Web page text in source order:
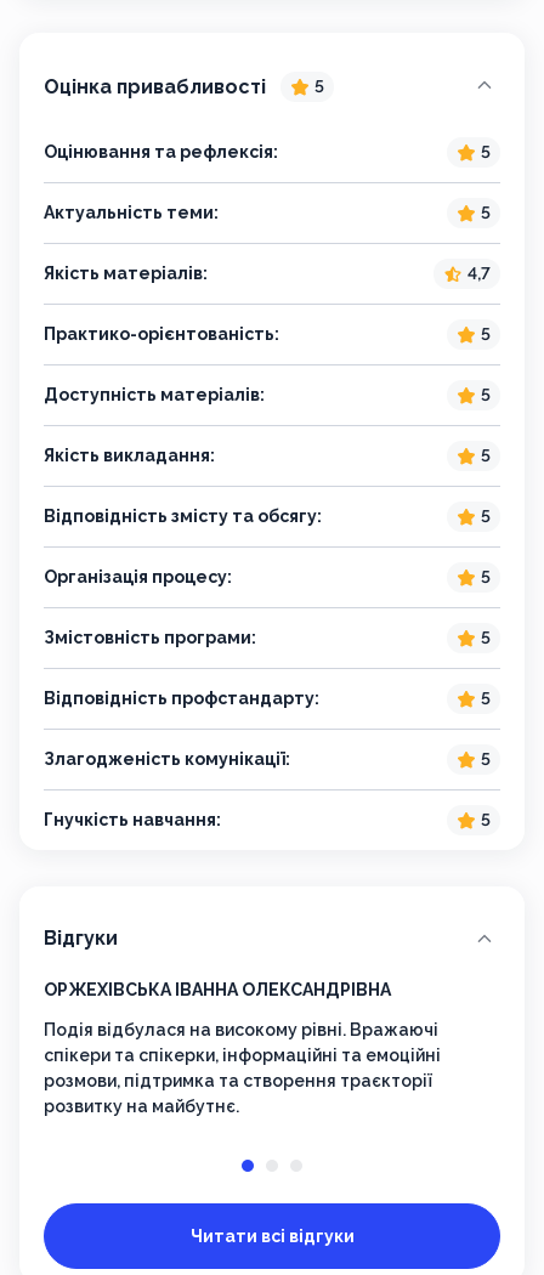
Оцінка привабливості 5
Оцінювання та рефлексія: 5
Актуальність теми: 5
Якість матеріалів: 4,7
Практико-орієнтованість: 5
Доступність матеріалів: 5
Якість викладання: 5
Відповідність змісту та обсягу: 5
Організація процесу: 5
Змістовність програми: 5
Відповідність профстандарту: 5
Злагодженість комунікації: 5
Гнучкість навчання: 5
Відгуки
ОРЖЕХІВСЬКА ІВАННА ОЛЕКСАНДРІВНА
Подія відбулася на високому рівні. Вражаючі
спікери та спікерки, інформаційні та емоційні
розмови, підтримка та створення траєкторії
розвитку на майбутнє.
Читати всі відгуки